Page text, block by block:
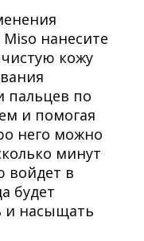
нанесите
кожу
пальцев по
и помогая
него можно
минут
войдет в
будет
и насыщать